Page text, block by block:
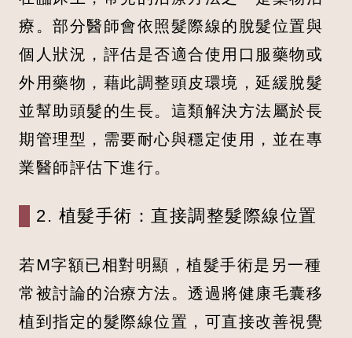
療。部分醫師會依照髮際線的脫髮位置與
個人狀況，評估是否適合使用口服藥物或
外用藥物，藉此調整頭皮環境，延緩脫髮
並幫助頭髮的生長。這類解決方法屬於長
期管理型，需要耐心與穩定使用，並在專
業醫師評估下進行。
2. 植髮手術：直接調整髮際線位置
若M字額已相對明顯，植髮手術是另一種
常被討論的治療方法。透過將健康毛囊移
植到指定的髮際線位置，可直接改善視覺